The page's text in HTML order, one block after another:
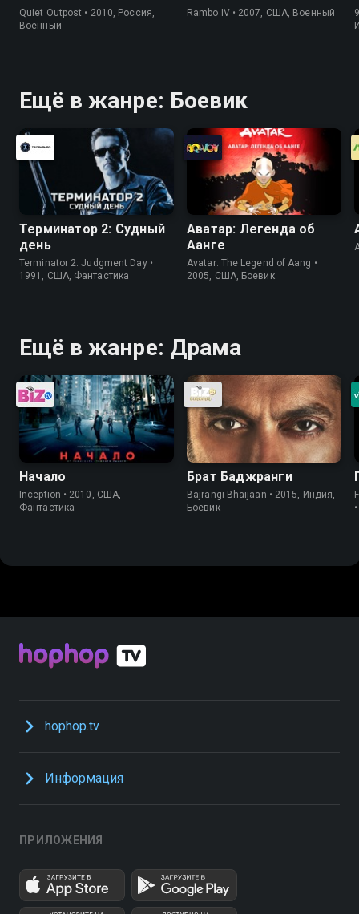
Quiet Outpost • 2010, Россия,
Военный
Rambo IV • 2007, США, Военный
Ещё в жанре: Боевик
Терминатор 2: Судный
день
Terminator 2: Judgment Day •
1991, США, Фантастика
Аватар: Легенда об
Аанге
Avatar: The Legend of Aang •
2005, США, Боевик
Ещё в жанре: Драма
Начало
Inception • 2010, США,
Фантастика
Брат Баджранги
Bajrangi Bhaijaan • 2015, Индия,
Боевик
hophop.tv
Информация
ПРИЛОЖЕНИЯ